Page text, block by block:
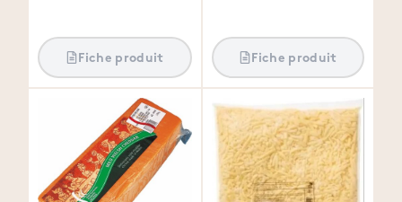
Fiche produit Fiche produit